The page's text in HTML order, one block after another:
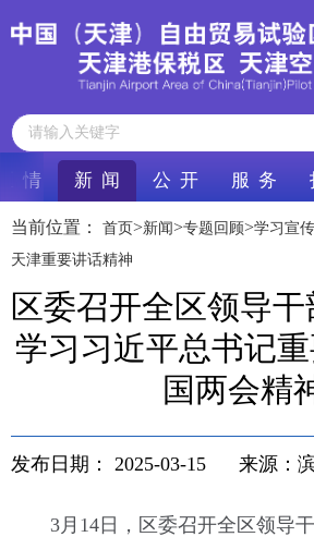
情 新 闻 公 开 服 务
当前位置： 首页>新闻>专题回顾>学习宣
天津重要讲话精神
区委召开全区领导
学习习近平总书记
国两会精
发布日期： 2025-03-15 来源：
3月14日，区委召开全区领导